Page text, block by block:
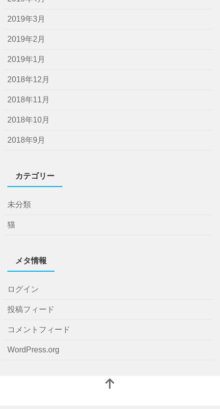
2019年3月
2019年2月
2019年1月
2018年12月
2018年11月
2018年10月
2018年9月
カテゴリー
未分類
猫
メタ情報
ログイン
投稿フィード
コメントフィード
WordPress.org